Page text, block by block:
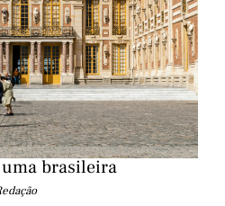
brasileira